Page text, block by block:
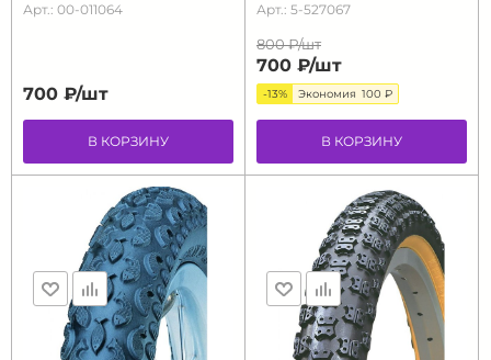
Арт.: 00-011064
700 ₽/шт
В КОРЗИНУ
Арт.: 5-527067
800 ₽/шт
700 ₽/шт
-13% Экономия 100 ₽
В КОРЗИНУ